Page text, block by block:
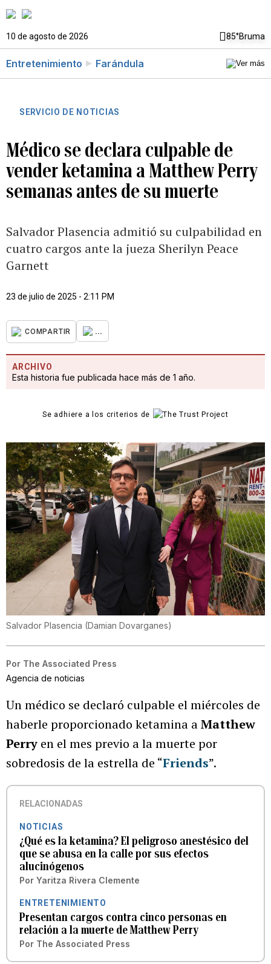
10 de agosto de 2026 85°Bruma
Entretenimiento Farándula
SERVICIO DE NOTICIAS
Médico se declara culpable de
vender ketamina a Matthew Perry
semanas antes de su muerte
Salvador Plasencia admitió su culpabilidad en
cuatro cargos ante la jueza Sherilyn Peace
Garnett
23 de julio de 2025 - 2:11 PM
COMPARTIR ...
ARCHIVO
Esta historia fue publicada hace más de 1 año.
Se adhiere a los criterios de
Salvador Plasencia (Damian Dovarganes)
Por The Associated Press
Agencia de noticias
Un médico se declaró culpable el miércoles de
haberle proporcionado ketamina aMatthew
Perry en el mes previo a la muerte por
sobredosis de la estrella de “Friends”.
RELACIONADAS
NOTICIAS
¿Qué es la ketamina? El peligroso anestésico del
que se abusa en la calle por sus efectos
alucinógenos
Por Yaritza Rivera Clemente
ENTRETENIMIENTO
Presentan cargos contra cinco personas en
relación a la muerte de Matthew Perry
Por The Associated Press